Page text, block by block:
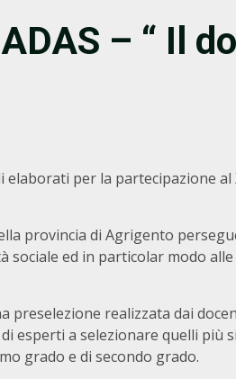
– “ Il
per la partecipazione al
provincia di Agrigento
sociale ed in particolar modo alle
preselezione realizzata dai
esperti a selezionare quelli più
grado e di secondo grado.